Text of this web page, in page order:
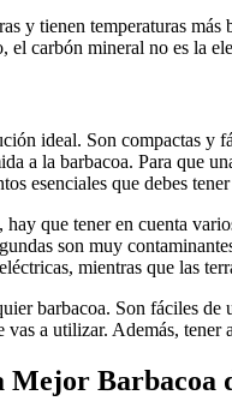
y tienen temperaturas
carbón mineral no es la
ideal. Son compactas
a la barbacoa. Para que
esenciales que debes
que tener en cuenta
son muy
mientras que las
barbacoa. Son fáciles
a utilizar. Además,
Barbacoa